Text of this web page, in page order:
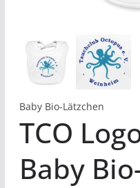
Baby Bio-Lätzchen
TCO
Baby